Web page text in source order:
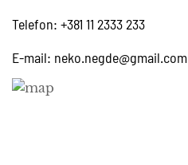
Telefon: +381 11 2333 233
E-mail: neko.negde@gmail.com